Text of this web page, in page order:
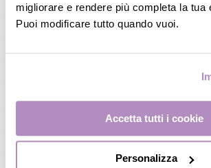
migliorare e rendere più completa la
Puoi modificare tutto quando vuoi.
Accetta tutti i cookie
Personalizza
―Bavaglini
―